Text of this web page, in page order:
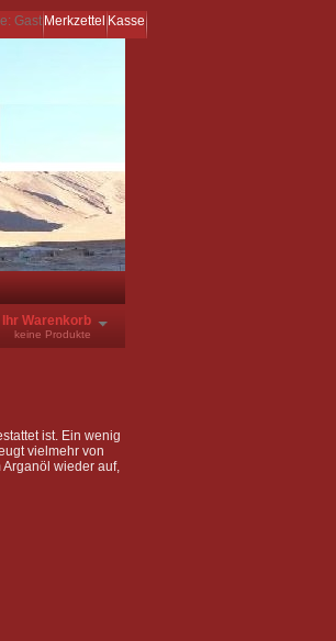
Gast Merkzettel Kasse
Ihr Warenkorb
keine Produkte
ist. Ein wenig
vielmehr von
wieder auf,